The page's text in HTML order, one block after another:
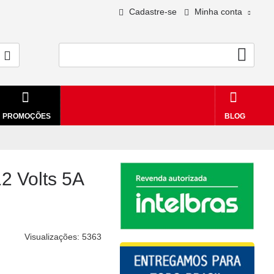
Cadastre-se Minha conta
PROMOÇÕES BLOG
Volts 5A
Visualizações: 5363